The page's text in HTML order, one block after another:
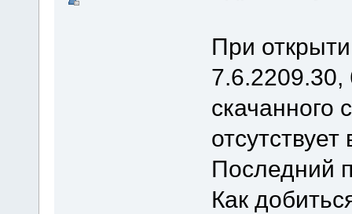
При
7.6.2209.30,
скачанного
Последний
Как